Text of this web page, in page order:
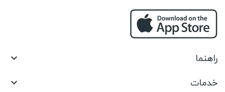
راهنما 
خدمات 